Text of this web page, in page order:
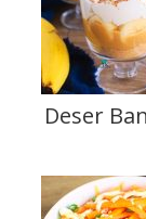
Deser